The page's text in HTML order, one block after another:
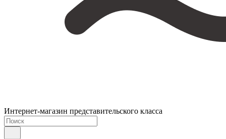
Интернет-магазин представительского класса